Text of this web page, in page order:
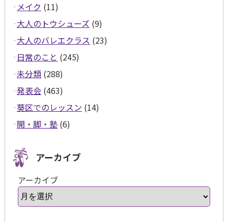
メイク (11)
大人のトウシューズ (9)
大人のバレエクラス (23)
日常のこと (245)
未分類(288)
発表会(463)
葵区でのレッスン (14)
開・脚・塾(6)
アーカイブ
アーカイブ